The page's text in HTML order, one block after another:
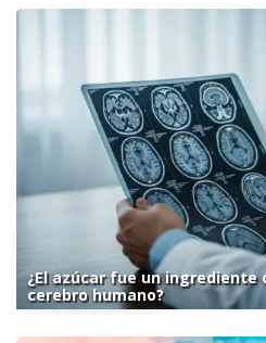
¿El azúcar fue un ingrediente
cerebro humano?